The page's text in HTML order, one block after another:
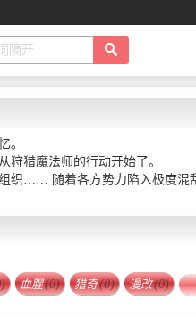
。
狩猎魔法师的行动开始了。
织…… 随着各方势力陷入极度混
血腥(0) 猎奇(0) 漫改(0)